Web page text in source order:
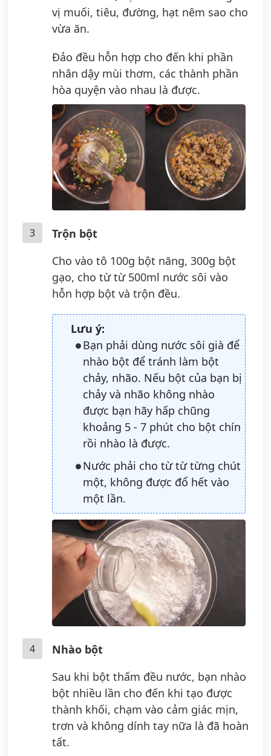
vị muối, tiêu, đường, hạt nêm sao cho
vừa ăn.
Đảo đều hỗn hợp cho đến khi phần
nhân dậy mùi thơm, các thành phần
hòa quyện vào nhau là được.
3
Trộn bột
Cho vào tô 100g bột năng, 300g bột
gạo, cho từ từ 500ml nước sôi vào
hỗn hợp bột và trộn đều.
Lưu ý:
Bạn phải dùng nước sôi già để
nhào bột để tránh làm bột
chảy, nhão. Nếu bột của bạn bị
chảy và nhão không nhào
được bạn hãy hấp chũng
khoảng 5 - 7 phút cho bột chín
rồi nhào là được.
Nước phải cho từ từ từng chút
một, không được đổ hết vào
một lần.
4
Nhào bột
Sau khi bột thấm đều nước, bạn nhào
bột nhiều lần cho đến khi tạo được
thành khối, chạm vào cảm giác mịn,
trơn và không dính tay nữa là đã hoàn
tất.